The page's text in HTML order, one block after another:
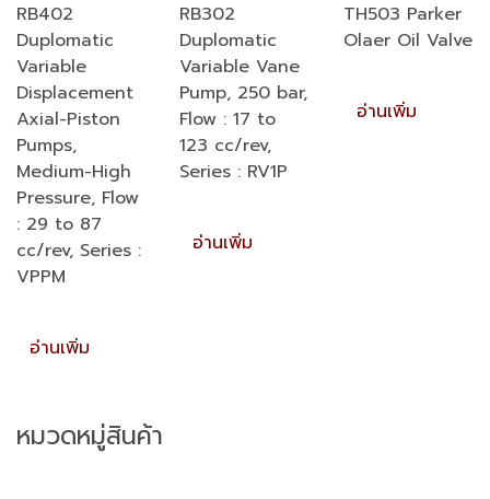
RB402
Duplomatic
Variable
Displacement
Axial-Piston
Pumps,
Medium-High
Pressure, Flow
: 29 to 87
cc/rev, Series :
VPPM
อ่านเพิ่ม
RB302
Duplomatic
Variable Vane
Pump, 250 bar,
Flow : 17 to
123 cc/rev,
Series : RV1P
อ่านเพิ่ม
TH503 Parker
Olaer Oil Valve
อ่านเพิ่ม
หมวดหมู่สินค้า